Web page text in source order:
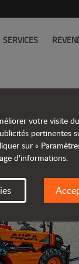
SERVICES
à
votre visite
pertinentes
sur «
d'informations.